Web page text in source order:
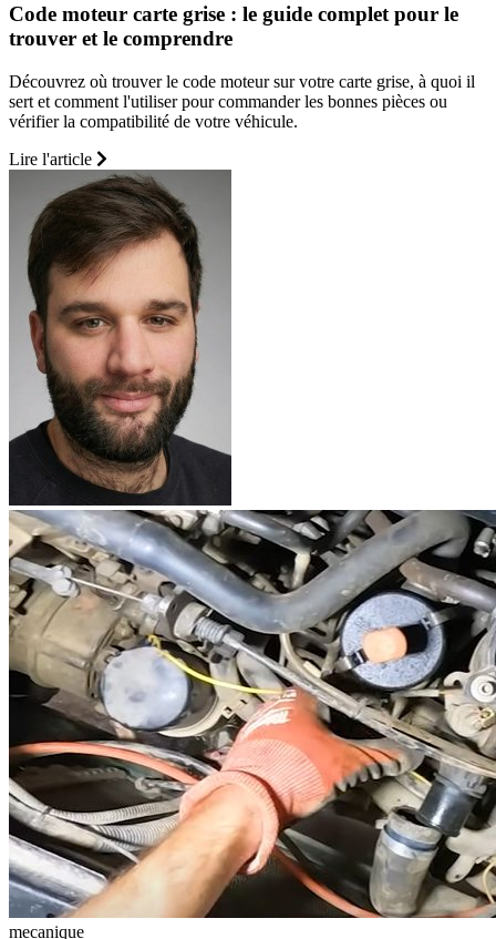
Code moteur carte grise : le guide complet pour le
trouver et le comprendre
Découvrez où trouver le code moteur sur votre carte grise, à quoi il
sert et comment l'utiliser pour commander les bonnes pièces ou
vérifier la compatibilité de votre véhicule.
Lire l'article
mecanique